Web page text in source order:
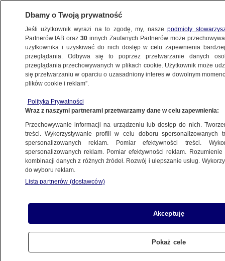
WARSZAWA
ŚRÓDMIEŚCIE
pośrednikiem w wynajmie mieszkań
Oprac.Dariusz Gałązka
15.05.2026, 08:27
Posłuchaj artykułu
Czyta lektor AI
Dbamy o Twoją prywatność
Jeśli użytkownik wyrazi na to zgodę, my, naszepodmioty
Partnerów IAB oraz30 innych Zaufanych Partnerów może
użytkownika i uzyskiwać do nich dostęp w celu zapewnienia
przeglądania. Odbywa się to poprzez przetwarzanie danych
przeglądania przechowywanych w plikach cookie. Użytkownik może
się przetwarzaniu w oparciu o uzasadniony interes w dowolnym
plików cookie i reklam”.
Polityka Prywatności
Wraz z naszymi partnerami przetwarzamy dane w celu zapewnienia:
Przechowywanie informacji na urządzeniu lub dostęp do nich.
treści. Wykorzystywanie profili w celu doboru spersonalizowanych
spersonalizowanych reklam. Pomiar efektywności treści.
spersonalizowanych reklam. Pomiar efektywności reklam.
kombinacji danych z różnych źródeł. Rozwój i ulepszanie usług.
do wyboru reklam.
Lista partnerów (dostawców)
Akceptuję
Pokaż cele